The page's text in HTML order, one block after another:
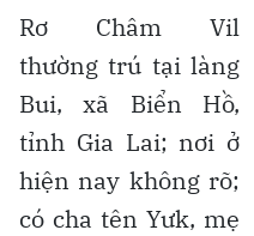
Rơ Châm Vil
thường trú tại làng
Bui, xã Biển Hồ,
tỉnh Gia Lai; nơi ở
hiện nay không rõ;
có cha tên Yưk, mẹ